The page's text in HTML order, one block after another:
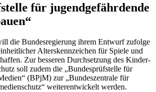
für jugendgefährdende
die Bundesregierung ihrem Entwurf zufolge
Alterskennzeichen für Spiele und
Zur besseren Durchsetzung des Kinder-
soll zudem die „Bundesprüfstelle für
(BPjM) zur „Bundeszentrale für
weiterentwickelt werden.